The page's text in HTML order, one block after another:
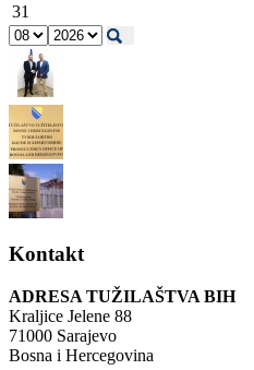
31
Kontakt
ADRESA TUŽILAŠTVA BIH
Kraljice Jelene 88
71000 Sarajevo
Bosna i Hercegovina